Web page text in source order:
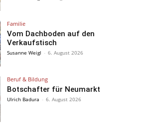
Familie
Vom Dachboden auf den
Verkaufstisch
Susanne Weigl - 6. August 2026
Beruf & Bildung
Botschafter für Neumarkt
Ulrich Badura - 6. August 2026